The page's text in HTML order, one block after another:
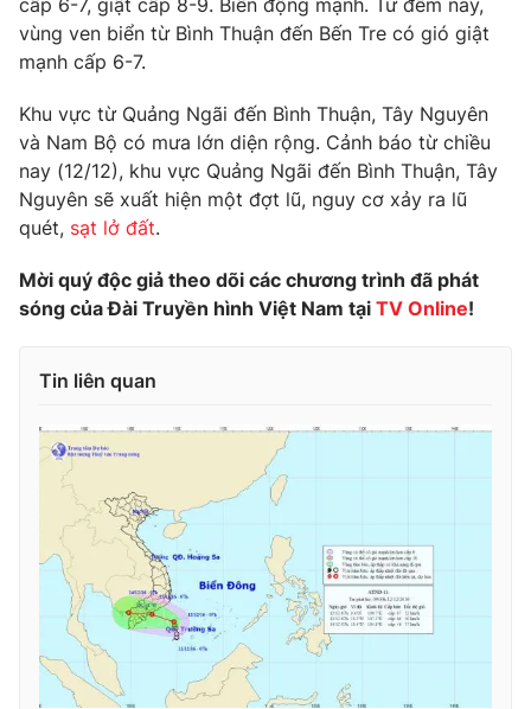
Thị trường
Tư vấn
Lịch phát sóng
Chuyên mục khác
Emagazine Podcast
Photo Infographic
Video Shorts video
VTV Sức khoẻ Bất động sản
Thị trường 24h Tấm lòng Việt
VTV4 Vươn mình bằng AI
VTV9 VTV8
Liên hệ tòa soạn English
cấp 6-7, giật cấp 8-9. Biển động mạnh. Từ đêm nay,
vùng ven biển từ Bình Thuận đến Bến Tre có gió giật
mạnh cấp 6-7.
Khu vực từ Quảng Ngãi đến Bình Thuận, Tây Nguyên
và Nam Bộ có mưa lớn diện rộng. Cảnh báo từ chiều
nay (12/12), khu vực Quảng Ngãi đến Bình Thuận, Tây
Nguyên sẽ xuất hiện một đợt lũ, nguy cơ xảy ra lũ
quét, sạt lở đất.
Mời quý độc giả theo dõi các chương trình đã phát
sóng của Đài Truyền hình Việt Nam tại TV Online!
Tin liên quan